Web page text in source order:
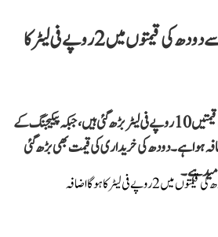
مہاراشٹر میں 11 اگست سے دودھ کی قیمتوں میں 2 روپے فی لیٹر کا
ایسوسی ایشن کے مطابق ڈیزل کی قیمتیں 10 روپے فی لیٹر بڑھ گئی ہیں، جبکہ پیکیجنگ کے
تقریباً 30 فیصد اضافہ ہوا ہے۔ دودھ کی خریداری کی قیمت بھی بڑھ گئی
ہے۔